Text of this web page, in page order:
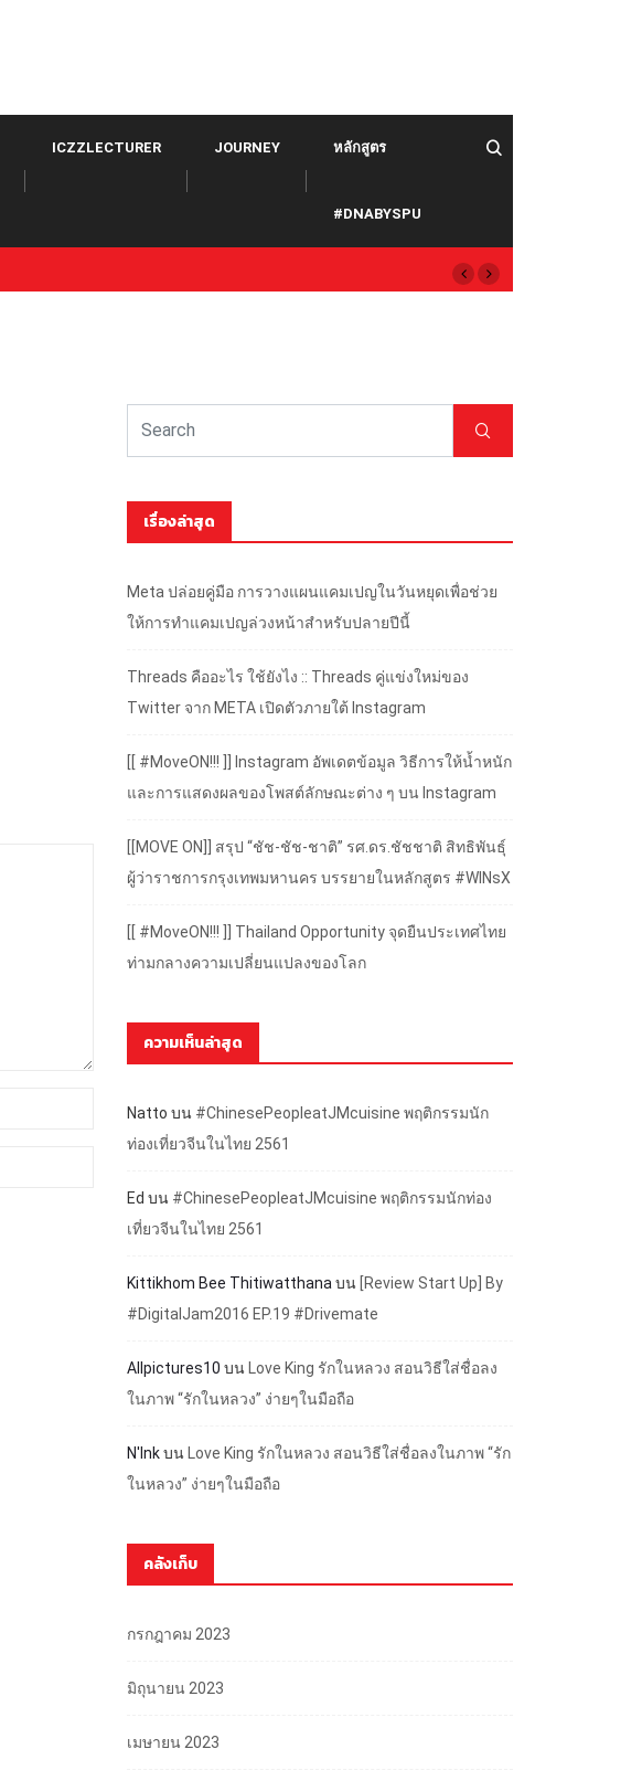
ICZZLECTURER JOURNEY หลักสูตร
#DNABYSPU
เรื่องล่าสุด
Meta ปล่อยคู่มือ การวางแผนแคมเปญในวันหยุดเพื่อช่วย
ให้การทำแคมเปญล่วงหน้าสำหรับปลายปีนี้
Threads คืออะไร ใช้ยังไง :: Threads คู่แข่งใหม่ของ
Twitter จาก META เปิดตัวภายใต้ Instagram
[[ #MoveON!!! ]] Instagram อัพเดตข้อมูล วิธีการให้น้ำหนัก
และการแสดงผลของโพสต์ลักษณะต่าง ๆ บน Instagram
[[MOVE ON]] สรุป “ชัช-ชัช-ชาติ” รศ.ดร.ชัชชาติ สิทธิพันธุ์
ผู้ว่าราชการกรุงเทพมหานคร บรรยายในหลักสูตร #WINsX
[[ #MoveON!!! ]] Thailand Opportunity จุดยืนประเทศไทย
ท่ามกลางความเปลี่ยนแปลงของโลก
ความเห็นล่าสุด
Natto บน #ChinesePeopleatJMcuisine พฤติกรรมนัก
ท่องเที่ยวจีนในไทย 2561
Ed บน #ChinesePeopleatJMcuisine พฤติกรรมนักท่อง
เที่ยวจีนในไทย 2561
Kittikhom Bee Thitiwatthana บน [Review Start Up] By
#DigitalJam2016 EP.19 #Drivemate
Allpictures10 บนLove King รักในหลวง สอนวิธีใส่ชื่อลง
ในภาพ “รักในหลวง” ง่ายๆในมือถือ
N'InkบนLove King รักในหลวง สอนวิธีใส่ชื่อลงในภาพ “รัก
ในหลวง” ง่ายๆในมือถือ
คลังเก็บ
กรกฎาคม 2023
มิถุนายน 2023
เมษายน 2023